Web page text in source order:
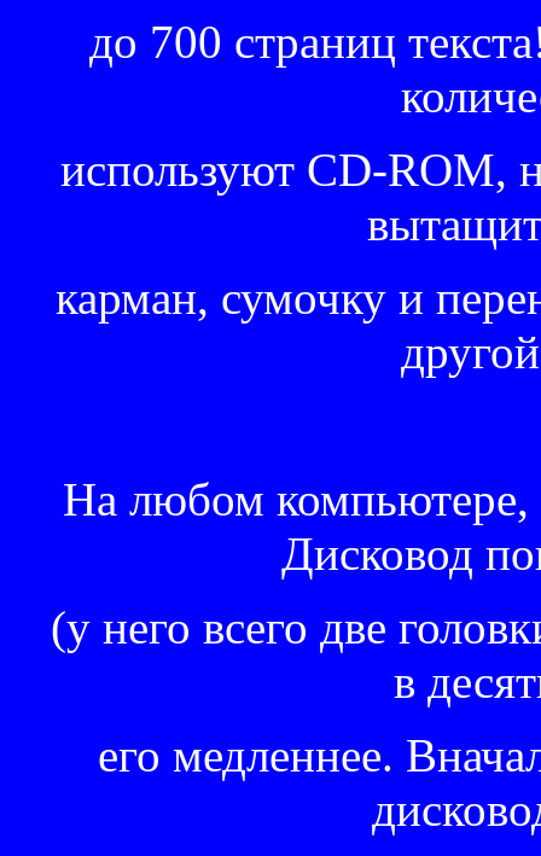
до 700 страниц
используют CD-ROM,
карман, сумочку и
На любом компьютере,
Дисковод
(у него всего две
в
его медленнее.